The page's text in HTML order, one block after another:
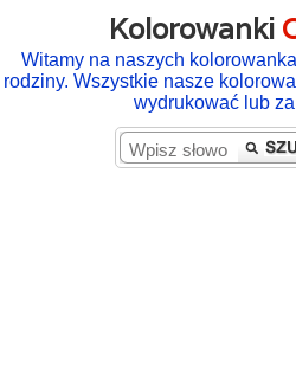
Kolorowanki
Witamy na naszych
rodziny. Wszystkie nasze
wydrukować lub